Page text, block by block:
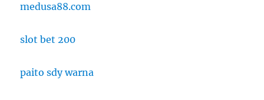
medusa88.com
slot bet 200
paito sdy warna